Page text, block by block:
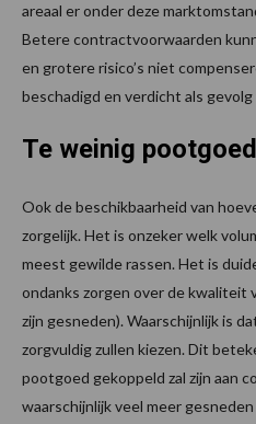
areaal er onder deze
Betere contractvoorwaarden
en grotere risico’s niet
beschadigd en verdicht als
Te weinig pootgoed
Ook de beschikbaarheid van
zorgelijk. Het is onzeker welk
meest gewilde rassen. Het is
ondanks zorgen over de kwaliteit
zijn gesneden). Waarschijnlijk is
zorgvuldig zullen kiezen. Dit
pootgoed gekoppeld zal zijn aan
waarschijnlijk veel meer